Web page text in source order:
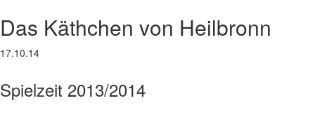
Das Käthchen von Heilbronn
17.10.14
Spielzeit 2013/2014